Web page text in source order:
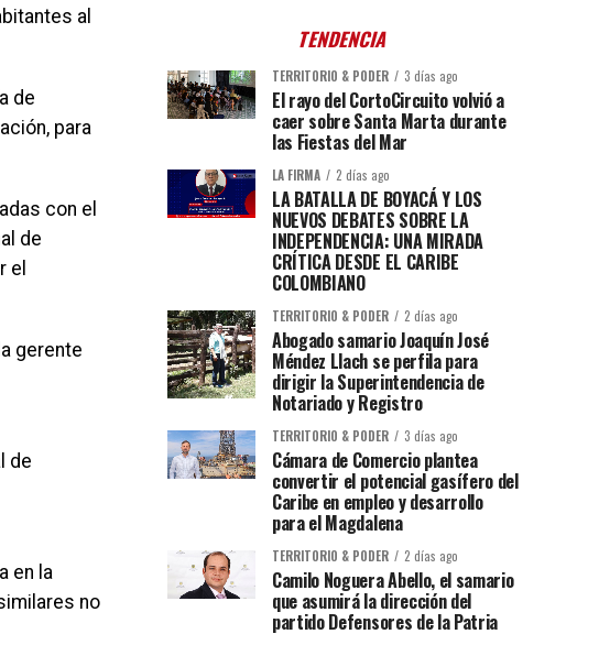
al
de
para
con el
de
el
gerente
de
en la
no
TENDENCIA
TERRITORIO & PODER 3 días ago
El rayo del CortoCircuito volvió a
caer sobre Santa Marta durante
las Fiestas del Mar
LA FIRMA 2 días ago
LA BATALLA DE BOYACÁ Y LOS
NUEVOS DEBATES SOBRE LA
INDEPENDENCIA: UNA MIRADA
CRÍTICA DESDE EL CARIBE
COLOMBIANO
TERRITORIO & PODER 2 días ago
Abogado samario Joaquín José
Méndez Llach se perfila para
dirigir la Superintendencia de
Notariado y Registro
TERRITORIO & PODER 3 días ago
Cámara de Comercio plantea
convertir el potencial gasífero del
Caribe en empleo y desarrollo
para el Magdalena
TERRITORIO & PODER 2 días ago
Camilo Noguera Abello, el samario
que asumirá la dirección del
partido Defensores de la Patria